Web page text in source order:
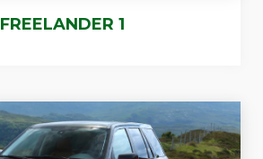
FREELANDER 1